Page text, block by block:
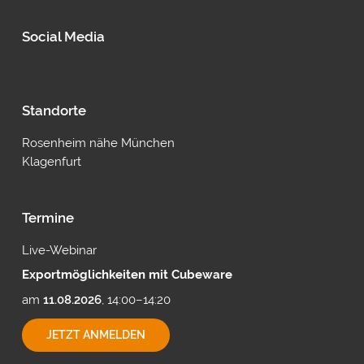
Social Media
Standorte
Rosenheim nähe München
Klagenfurt
Termine
Live-Webinar
Exportmöglichkeiten mit Cubeware
am 11.08.2026, 14:00–14:20
JETZT ANMELDENEXPORTMÖGLICHKEITEN
MIT